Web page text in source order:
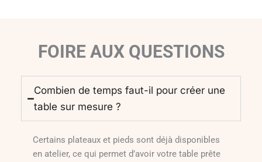
FOIRE AUX QUESTIONS
Combien de temps faut-il pour créer une
table sur mesure ?
Certains plateaux et pieds sont déjà disponibles
en atelier, ce qui permet d’avoir votre table prête